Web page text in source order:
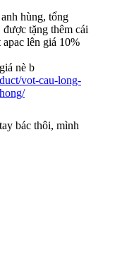
hùng, tổng
tặng thêm cái
lên giá 10%
nè b
vot-cau-long-
bác thôi, mình